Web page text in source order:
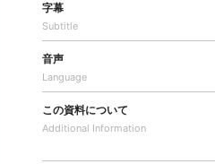
字幕
Subtitle
音声
Language
この資料について
Additional Information